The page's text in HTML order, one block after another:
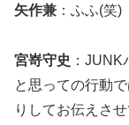
矢作兼 ：ふふ(笑)
宮嵜守史 ：
と思っての行動
りしてお伝えさせ